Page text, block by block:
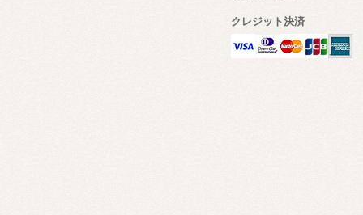
クレジット決済